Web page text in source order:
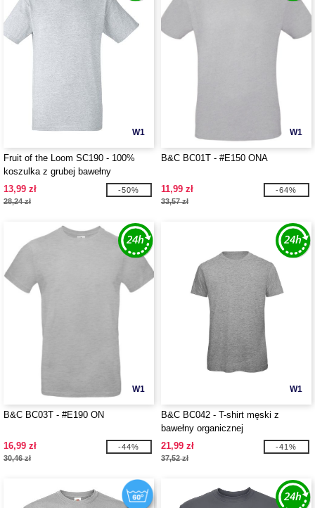
W1
Fruit of the Loom SC190 - 100%
koszulka z grubej bawełny
13,99 zł
28,24 zł
-50%
W1
B&C BC01T - #E150 ONA
11,99 zł
33,57 zł
-64%
W1
B&C BC03T - #E190 ON
16,99 zł
30,46 zł
-44%
W1
B&C BC042 - T-shirt męski z
bawełny organicznej
21,99 zł
37,52 zł
-41%